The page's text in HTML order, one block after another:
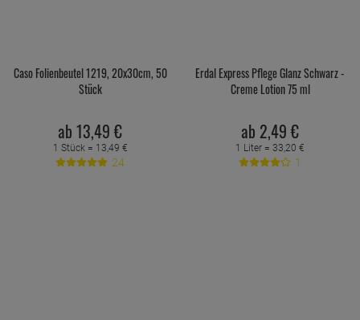
Caso Folienbeutel 1219, 20x30cm, 50
Stück
ab 13,49 €
1 Stück = 13,49 €
24
Erdal Express Pflege Glanz Schwarz -
Creme Lotion 75 ml
ab 2,49 €
1 Liter = 33,20 €
1